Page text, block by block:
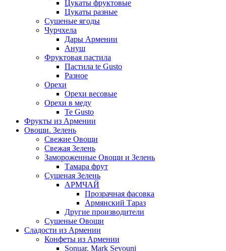
Цукаты фруктовые
Цукаты разные
Сушеные ягоды
Чурчхела
Дары Армении
Ануш
Фруктовая пастила
Пастила te Gusto
Разное
Орехи
Орехи весовые
Орехи в меду
Te Gusto
Фрукты из Армении
Овощи. Зелень
Свежие Овощи
Свежая Зелень
Замороженные Овощи и Зелень
Тамара фрут
Сушеная Зелень
АРМЧАЙ
Прозрачная фасовка
Армянский Тараз
Другие производители
Сушеные Овощи
Сладости из Армении
Конфеты из Армении
Sonuar. Mark Sevouni